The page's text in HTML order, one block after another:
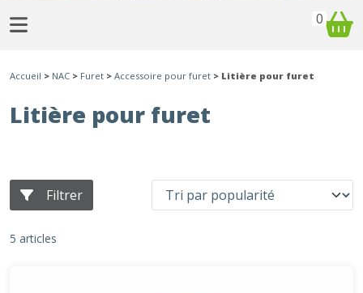
0
Accueil > NAC > Furet > Accessoire pour furet > Litière pour furet
Litière pour furet
Filtrer
5 articles